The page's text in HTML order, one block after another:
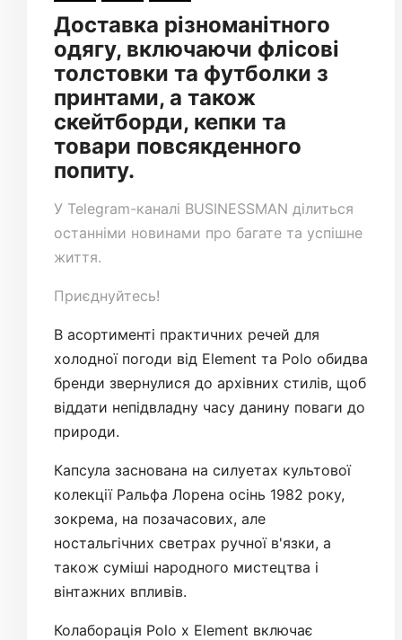
Доставка різноманітного
одягу, включаючи флісові
толстовки та футболки з
принтами, а також
скейтборди, кепки та
товари повсякденного
попиту.
У Telegram-каналі BUSINESSMAN ділиться
останніми новинами про багате та успішне
життя.
Приєднуйтесь!
В асортименті практичних речей для
холодної погоди від Element та Polo обидва
бренди звернулися до архівних стилів, щоб
віддати непідвладну часу данину поваги до
природи.
Капсула заснована на силуетах культової
колекції Ральфа Лорена осінь 1982 року,
зокрема, на позачасових, але
ностальгічних светрах ручної в'язки, а
також суміші народного мистецтва і
вінтажних впливів.
Колаборація Polo x Element включає